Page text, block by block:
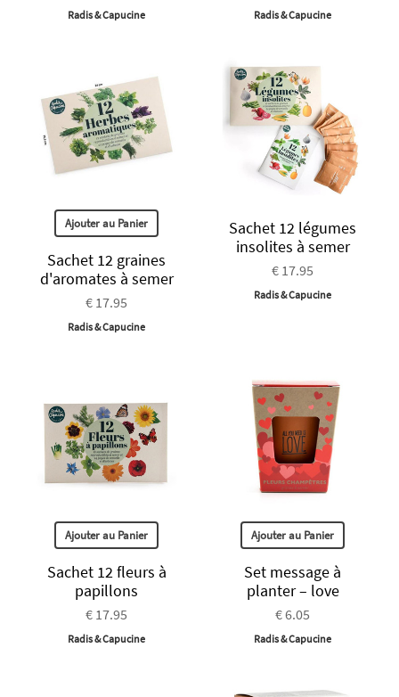
Radis & Capucine Radis & Capucine
Ajouter au Panier
Sachet 12 graines
d'aromates à semer
€ 17.95
Radis & Capucine
Sachet 12 légumes
insolites à semer
€ 17.95
Radis & Capucine
Ajouter au Panier
Sachet 12 fleurs à
papillons
€ 17.95
Radis & Capucine
Ajouter au Panier
Set message à
planter – love
€ 6.05
Radis & Capucine